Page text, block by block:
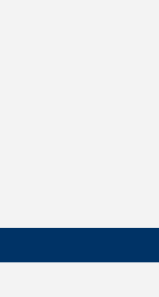
decken mit den Varianten Mini
von Kollektorfeldern
Kaskadierung sind
Die thermische Leistung